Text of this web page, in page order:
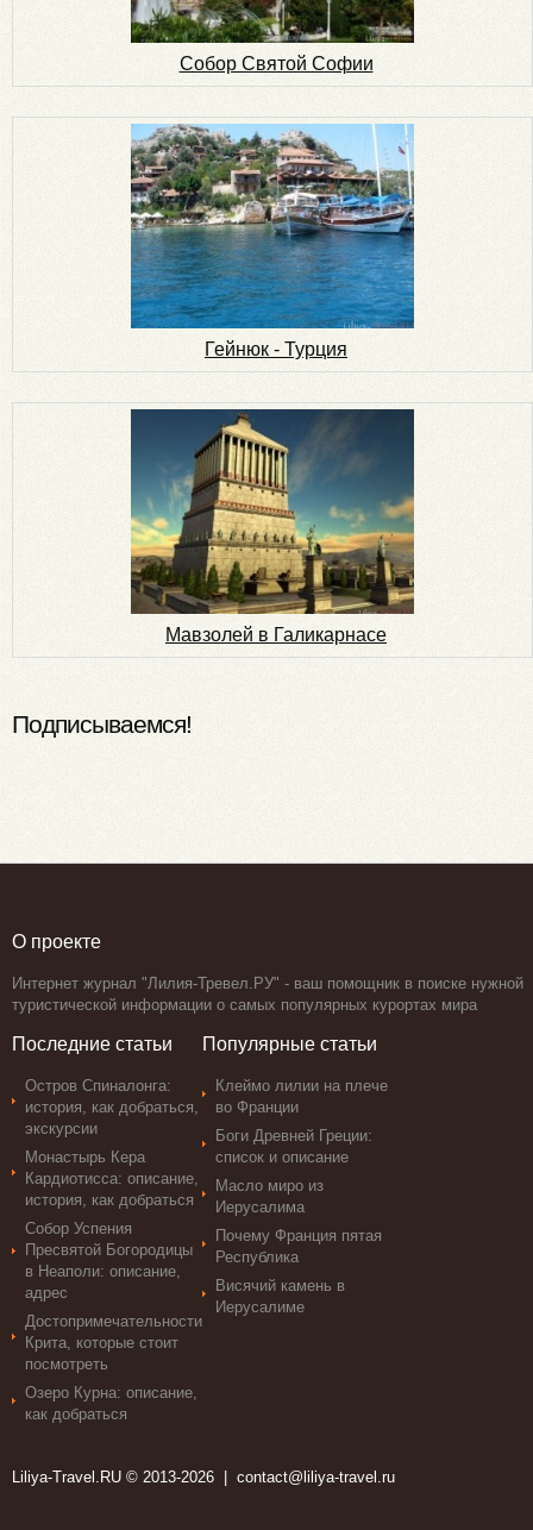
Собор Святой Софии
Гейнюк - Турция
Мавзолей в Галикарнасе
Подписываемся!
О проекте
Интернет журнал "Лилия-Тревел.РУ" - ваш помощник в поиске нужной
туристической информации о самых популярных курортах мира
Последние статьи
Остров Спиналонга:
история, как добраться,
экскурсии
Монастырь Кера
Кардиотисса: описание,
история, как добраться
Собор Успения
Пресвятой Богородицы
в Неаполи: описание,
адрес
Достопримечательности
Крита, которые стоит
посмотреть
Озеро Курна: описание,
как добраться
Популярные статьи
Клеймо лилии на плече
во Франции
Боги Древней Греции:
список и описание
Масло миро из
Иерусалима
Почему Франция пятая
Республика
Висячий камень в
Иерусалиме
Liliya-Travel.RU © 2013-2026 | contact@liliya-travel.ru